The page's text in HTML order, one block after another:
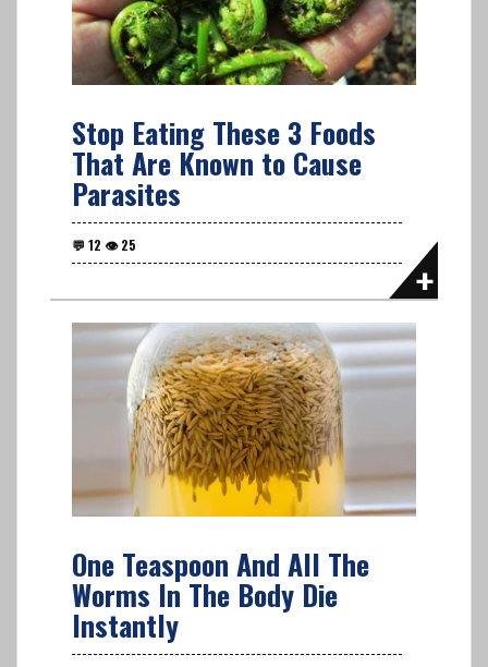
Stop Eating These 3 Foods
That Are Known to Cause
Parasites
One Teaspoon And All The
Worms In The Body Die
Instantly